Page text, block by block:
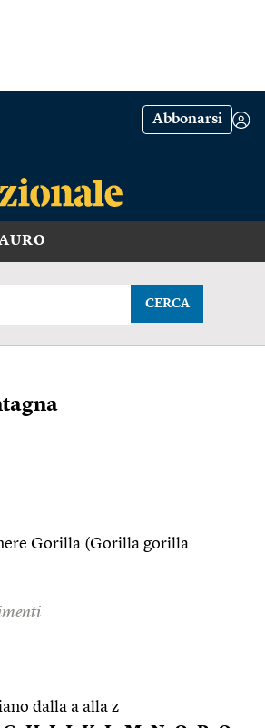
Abbonarsi
CERCA
Gorilla (Gorilla gorilla
dalla a alla z